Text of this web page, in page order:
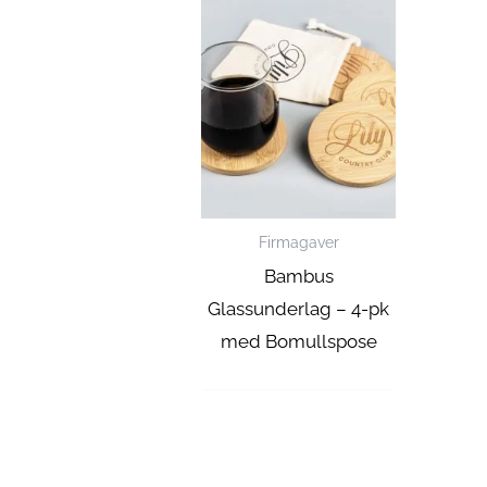
Firmagaver
Bambus
Glassunderlag – 4-pk
med Bomullspose